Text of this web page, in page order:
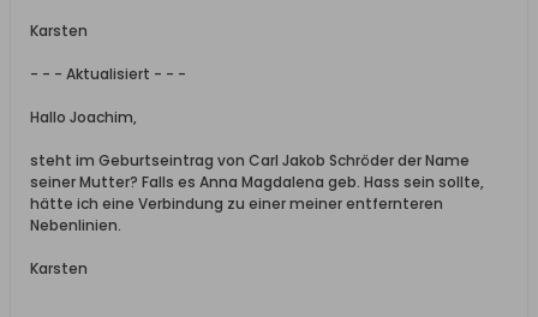
Karsten
- - - Aktualisiert - - -
Hallo Joachim,
steht im Geburtseintrag von Carl Jakob Schröder der Name
seiner Mutter? Falls es Anna Magdalena geb. Hass sein sollte,
hätte ich eine Verbindung zu einer meiner entfernteren
Nebenlinien.
Karsten